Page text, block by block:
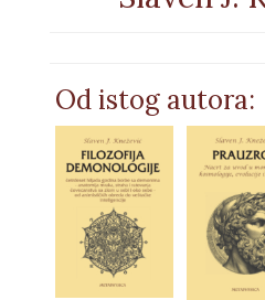
Od istog autora: